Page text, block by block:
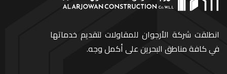
انطلقت شركة الأرجوان للمقاولات لتقديم خدماتها
في كافة مناطق البحرين على أكمل وجه.